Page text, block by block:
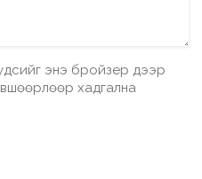
энэ бройзер дээр
хадгална